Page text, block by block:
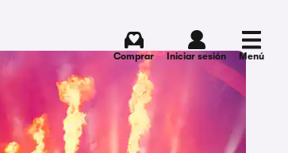
Comprar Iniciar sesión Menú